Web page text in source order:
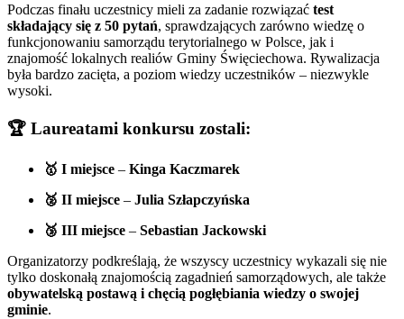
Podczas finału uczestnicy mieli za zadanie rozwiązać test
składający się z 50 pytań, sprawdzających zarówno wiedzę o
funkcjonowaniu samorządu terytorialnego w Polsce, jak i
znajomość lokalnych realiów Gminy Święciechowa. Rywalizacja
była bardzo zacięta, a poziom wiedzy uczestników – niezwykle
wysoki.
🏆 Laureatami konkursu zostali:
🥇 I miejsce – Kinga Kaczmarek
🥈 II miejsce – Julia Szłapczyńska
🥉 III miejsce – Sebastian Jackowski
Organizatorzy podkreślają, że wszyscy uczestnicy wykazali się nie
tylko doskonałą znajomością zagadnień samorządowych, ale także
obywatelską postawą i chęcią pogłębiania wiedzy o swojej
gminie.